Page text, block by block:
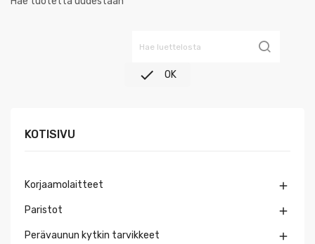
 OK
KOTISIVU
Korjaamolaitteet 
Paristot 
Perävaunun kytkin tarvikkeet 